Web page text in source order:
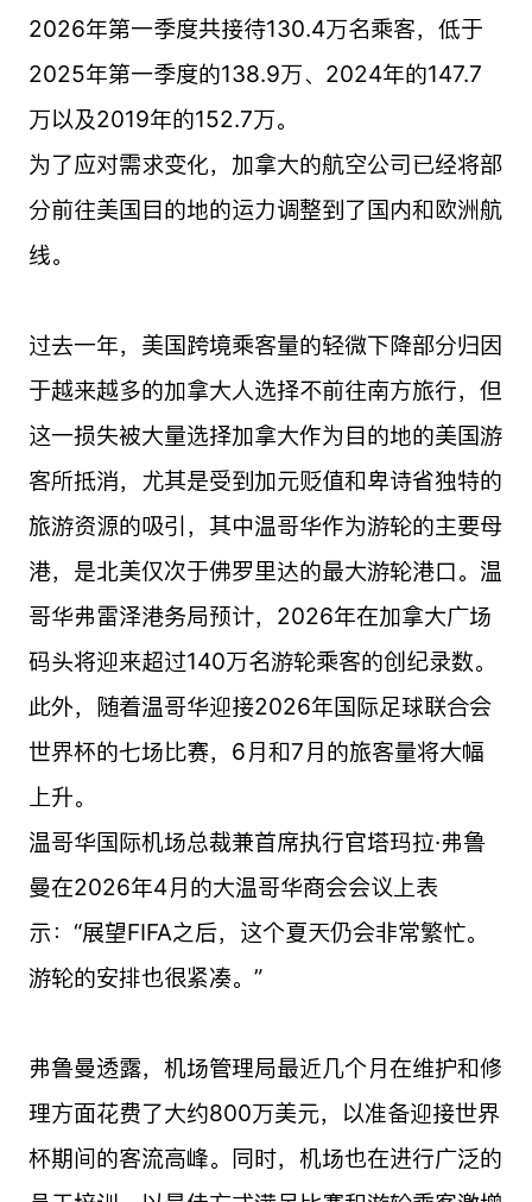
2026年第一季度共接待130.4万名乘客，低于
2025年第一季度的138.9万、2024年的147.7
万以及2019年的152.7万。
为了应对需求变化，加拿大的航空公司已经将部
分前往美国目的地的运力调整到了国内和欧洲航
线。
过去一年，美国跨境乘客量的轻微下降部分归因
于越来越多的加拿大人选择不前往南方旅行，但
这一损失被大量选择加拿大作为目的地的美国游
客所抵消，尤其是受到加元贬值和卑诗省独特的
旅游资源的吸引，其中温哥华作为游轮的主要母
港，是北美仅次于佛罗里达的最大游轮港口。温
哥华弗雷泽港务局预计，2026年在加拿大广场
码头将迎来超过140万名游轮乘客的创纪录数。
此外，随着温哥华迎接2026年国际足球联合会
世界杯的七场比赛，6月和7月的旅客量将大幅
上升。
温哥华国际机场总裁兼首席执行官塔玛拉·弗鲁
曼在2026年4月的大温哥华商会会议上表
示：“展望FIFA之后，这个夏天仍会非常繁忙。
游轮的安排也很紧凑。”
弗鲁曼透露，机场管理局最近几个月在维护和修
理方面花费了大约800万美元，以准备迎接世界
杯期间的客流高峰。同时，机场也在进行广泛的